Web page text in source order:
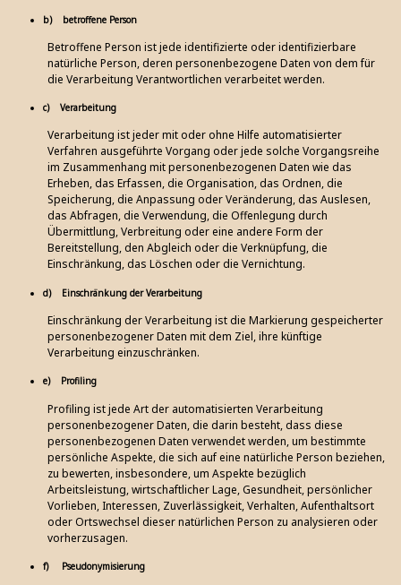
b) betroffene Person
Betroffene Person ist jede identifizierte oder identifizierbare
natürliche Person, deren personenbezogene Daten von dem für
die Verarbeitung Verantwortlichen verarbeitet werden.
c) Verarbeitung
Verarbeitung ist jeder mit oder ohne Hilfe automatisierter
Verfahren ausgeführte Vorgang oder jede solche Vorgangsreihe
im Zusammenhang mit personenbezogenen Daten wie das
Erheben, das Erfassen, die Organisation, das Ordnen, die
Speicherung, die Anpassung oder Veränderung, das Auslesen,
das Abfragen, die Verwendung, die Offenlegung durch
Übermittlung, Verbreitung oder eine andere Form der
Bereitstellung, den Abgleich oder die Verknüpfung, die
Einschränkung, das Löschen oder die Vernichtung.
d) Einschränkung der Verarbeitung
Einschränkung der Verarbeitung ist die Markierung gespeicherter
personenbezogener Daten mit dem Ziel, ihre künftige
Verarbeitung einzuschränken.
e) Profiling
Profiling ist jede Art der automatisierten Verarbeitung
personenbezogener Daten, die darin besteht, dass diese
personenbezogenen Daten verwendet werden, um bestimmte
persönliche Aspekte, die sich auf eine natürliche Person beziehen,
zu bewerten, insbesondere, um Aspekte bezüglich
Arbeitsleistung, wirtschaftlicher Lage, Gesundheit, persönlicher
Vorlieben, Interessen, Zuverlässigkeit, Verhalten, Aufenthaltsort
oder Ortswechsel dieser natürlichen Person zu analysieren oder
vorherzusagen.
f) Pseudonymisierung